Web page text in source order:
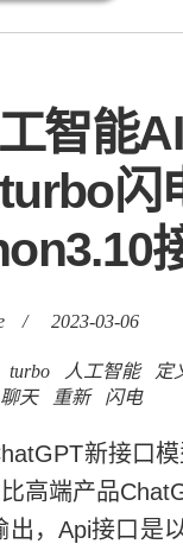
智能
闪
/ 2023-03-06
turbo 人工智能 定
聊天 重新 闪电
新接口模
高端产品
，Api接口是